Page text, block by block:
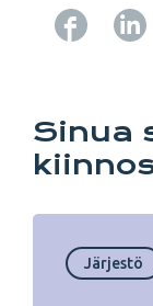
Sinua
Järjestö